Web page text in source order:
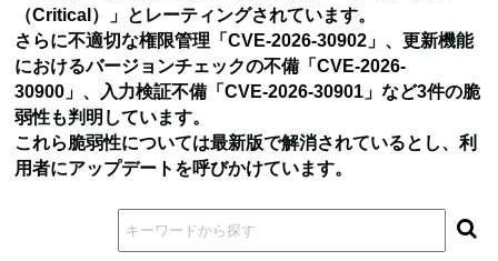
（Critical）」とレーティングされています。
さらに不適切な権限管理「CVE-2026-30902」、更新機能
におけるバージョンチェックの不備「CVE-2026-
30900」、入力検証不備「CVE-2026-30901」など3件の脆
弱性も判明しています。
これら脆弱性については最新版で解消されているとし、利
用者にアップデートを呼びかけています。